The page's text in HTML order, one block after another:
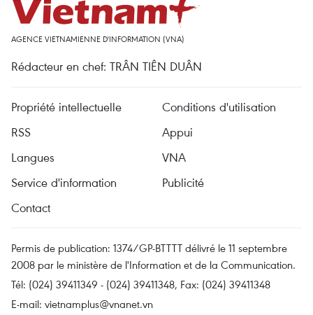
AGENCE VIETNAMIENNE D'INFORMATION (VNA)
Rédacteur en chef: TRÂN TIÊN DUÂN
Propriété intellectuelle
Conditions d'utilisation
RSS
Appui
Langues
VNA
Service d'information
Publicité
Contact
Permis de publication: 1374/GP-BTTTT délivré le 11 septembre
2008 par le ministère de l'Information et de la Communication.
Tél: (024) 39411349 - (024) 39411348, Fax: (024) 39411348
E-mail: vietnamplus@vnanet.vn